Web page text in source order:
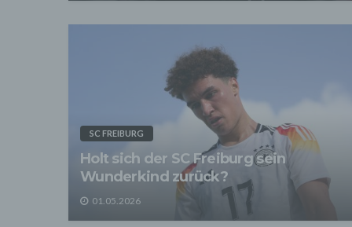
SC FREIBURG
Holt sich der SC Freiburg sein
Wunderkind zurück?
01.05.2026
Wir
5.
Abruf